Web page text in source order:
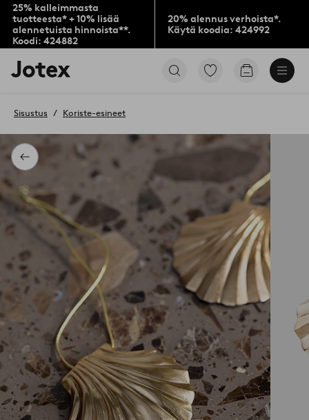
25% kalleimmasta
tuotteesta* + 10% lisää
alennetuista hinnoista**.
Koodi: 424882
20% alennus verhoista*.
Käytä koodia: 424992
Jotex-
logo
aloitussivulle
Siirry
Siirry
Takaisin
Sisustus Koriste-esineet